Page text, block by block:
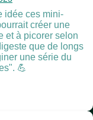
idée ces mini-
créer une
et à picorer selon
que de longs
une série du
💪